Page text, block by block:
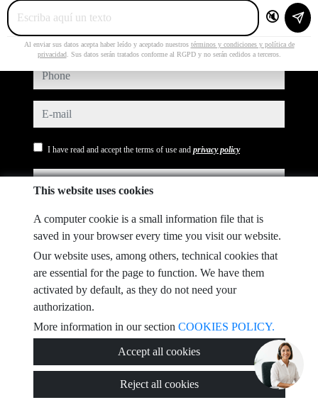
🔇
Al enviar sus datos acepta haber leído y aceptado nuestros términos y condiciones y política de
privacidad. Sus datos serán tratados conforme al RGPD y no serán cedidos a terceros.
name
phone
e-mail
I have read and accept the terms of use and privacy policy
comments
Captcha
Submit
This website uses cookies
A computer cookie is a small information file that is
saved in your browser every time you visit our website.
Our website uses, among others, technical cookies that
are essential for the page to function. We have them
activated by default, as they do not need your
authorization.
More information in our section COOKIES POLICY.
Accept all cookies
Reject all cookies